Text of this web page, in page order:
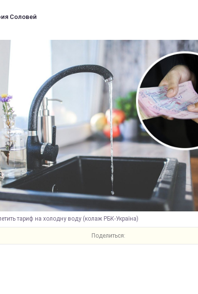
Соловей
тариф на холодну воду (колаж РБК-Україна)
Поделиться: